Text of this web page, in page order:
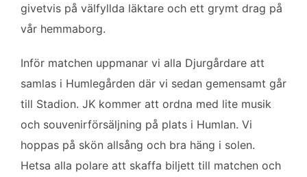
o
o
e
r
d
givetvis på välfyllda läktare och ett grymt drag på
vår hemmaborg.
Inför matchen uppmanar vi alla Djurgårdare att
samlas i Humlegården där vi sedan gemensamt går
till Stadion. JK kommer att ordna med lite musik
och souvenirförsäljning på plats i Humlan. Vi
hoppas på skön allsång och bra häng i solen.
Hetsa alla polare att skaffa biljett till matchen och